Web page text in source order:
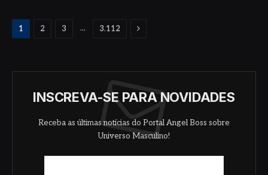
1 2 3 ... 3.112 Proximo
INSCREVA-SE PARA NOVIDADES
Receba as últimas notícias do Portal Angel Boss sobre
Universo Masculino!